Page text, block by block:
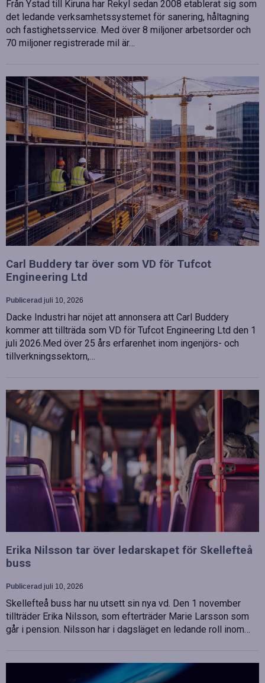
Från Ystad till Kiruna har Rekyl sedan 2008 etablerat sig som
det ledande verksamhetssystemet för sanering, håltagning
och fastighetsservice. Med över 8 miljoner arbetsorder och
70 miljoner registrerade mil är…
Carl Buddery tar över som VD för Tufcot
Engineering Ltd
Publicerad juli 10, 2026
Dacke Industri har nöjet att annonsera att Carl Buddery
kommer att tillträda som VD för Tufcot Engineering Ltd den 1
juli 2026.Med över 25 års erfarenhet inom ingenjörs- och
tillverkningssektorn,…
Erika Nilsson tar över ledarskapet för Skellefteå
buss
Publicerad juli 10, 2026
Skellefteå buss har nu utsett sin nya vd. Den 1 november
tillträder Erika Nilsson, som efterträder Marie Larsson som
går i pension. Nilsson har i dagsläget en ledande roll inom…